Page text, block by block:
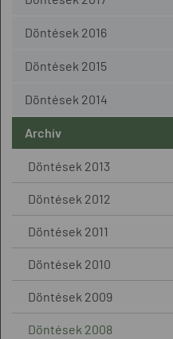
Döntések 2016
Döntések 2015
Döntések 2014
Archív
Döntések 2013
Döntések 2012
Döntések 2011
Döntések 2010
Döntések 2009
Döntések 2008